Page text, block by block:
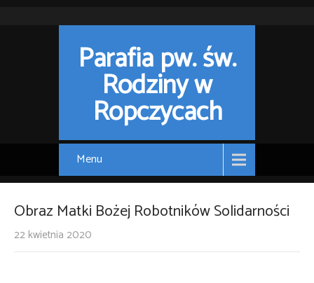
Parafia pw. św.
Rodziny w
Ropczycach
Menu
Obraz Matki Bożej Robotników Solidarności
22 kwietnia 2020